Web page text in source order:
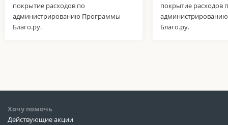
покрытие расходов по
администрированию Программы
Благо.ру.
покрытие расходов
Благо.ру.
Хочу помочь
Действующие акции